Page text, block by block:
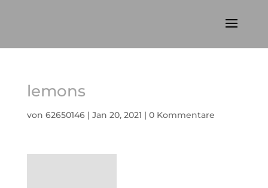
lemons
von 62650146| Jan 20, 2021 | 0 Kommentare